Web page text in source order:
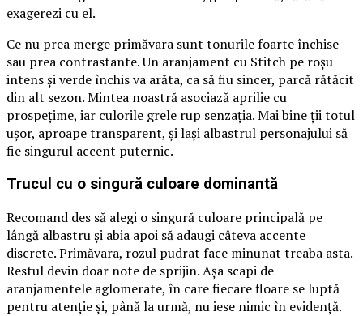
exagerezi cu el.
Ce nu prea merge primăvara sunt tonurile foarte închise
sau prea contrastante. Un aranjament cu Stitch pe roșu
intens și verde închis va arăta, ca să fiu sincer, parcă rătăcit
din alt sezon. Mintea noastră asociază aprilie cu
prospețime, iar culorile grele rup senzația. Mai bine ții totul
ușor, aproape transparent, și lași albastrul personajului să
fie singurul accent puternic.
Trucul cu o singură culoare dominantă
Recomand des să alegi o singură culoare principală pe
lângă albastru și abia apoi să adaugi câteva accente
discrete. Primăvara, rozul pudrat face minunat treaba asta.
Restul devin doar note de sprijin. Așa scapi de
aranjamentele aglomerate, în care fiecare floare se luptă
pentru atenție și, până la urmă, nu iese nimic în evidență.